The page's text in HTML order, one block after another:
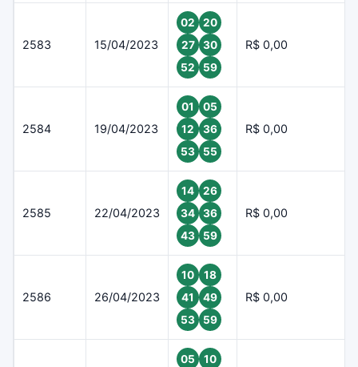
2583 15/04/2023
02
20
27
30
52
59
R$ 0,00
2584 19/04/2023
01
05
12
36
53
55
R$ 0,00
2585 22/04/2023
14
26
34
36
43
59
R$ 0,00
2586 26/04/2023
10
18
41
49
53
59
R$ 0,00
05
10